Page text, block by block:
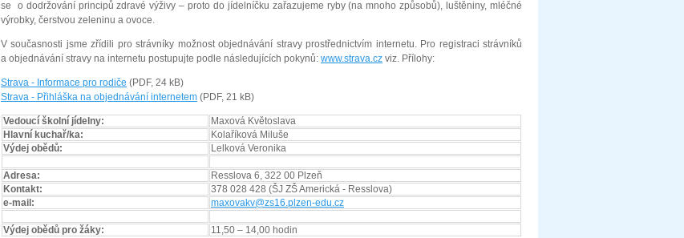
se o dodržování principů zdravé výživy – proto do jídelníčku zařazujeme ryby (na mnoho způsobů), luštěniny, mléčné
výrobky, čerstvou zeleninu a ovoce.
V současnosti jsme zřídili pro strávníky možnost objednávání stravy prostřednictvím internetu. Pro registraci strávníků
a objednávání stravy na internetu postupujte podle následujících pokynů: www.strava.cz viz. Přílohy:
Strava - Informace pro rodiče (PDF, 24 kB)
Strava - Přihláška na objednávání internetem (PDF, 21 kB)
Vedoucí školní jídelny:
Maxová Květoslava
Hlavní kuchař/ka:
Kolaříková Miluše
Výdej obědů:
Lelková Veronika
Adresa:
Resslova 6, 322 00 Plzeň
Kontakt:
378 028 428 (ŠJ ZŠ Americká - Resslova)
e-mail:
maxovakv@zs16.plzen-edu.cz
Výdej obědů pro žáky: 11,50 – 14,00 hodin